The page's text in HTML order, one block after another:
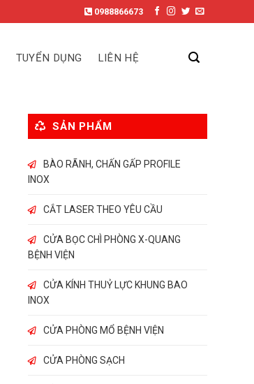
0988866673
TUYỂN DỤNG LIÊN HỆ
SẢN PHẨM
BÀO RÃNH, CHẤN GẤP PROFILE
INOX
CẮT LASER THEO YÊU CẦU
CỬA BỌC CHÌ PHÒNG X-QUANG
BỆNH VIỆN
CỬA KÍNH THUỶ LỰC KHUNG BAO
INOX
CỬA PHÒNG MỔ BỆNH VIỆN
CỬA PHÒNG SẠCH